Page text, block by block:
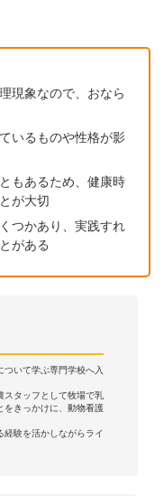
現象なので、おなら
いるものや性格が影
もあるため、健康時
が大切
つかあり、実践すれ
がある
いて学ぶ専門学校へ入
タッフとして牧場で乳
をきっかけに、動物看護
験を活かしながらライ